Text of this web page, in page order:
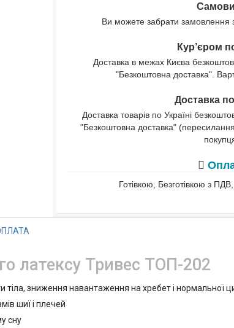
Ви можете забрати замовлення
Кур’єром
Доставка в межах Києва
"Безкоштовна доставка".
Доставка по
Доставка товарів по Україні
"Безкоштовна доставка"
Готівкою, Безготівкою з
латексу Тривес ТОП-202
зниження навантаження на хребет і нормальної
шиї і плечей
сну